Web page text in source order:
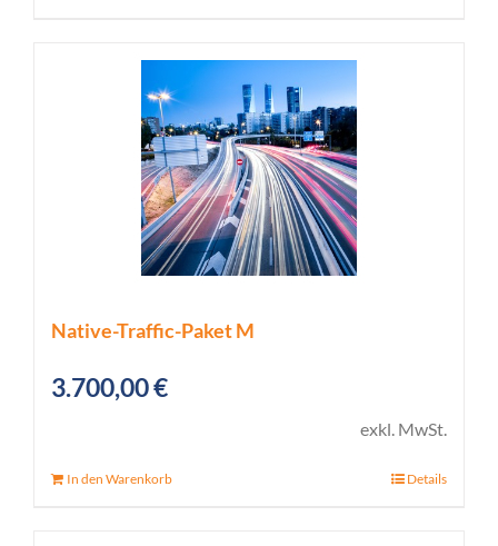
Native-Traffic-Paket M
3.700,00€
exkl. MwSt.
In den Warenkorb Details